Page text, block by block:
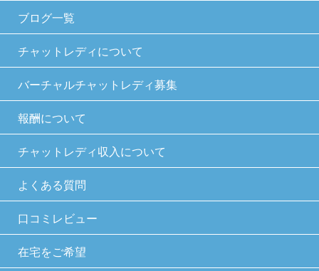
公衆衛生の向上または児童の健全な育成の推
人の同意を得ることが困難であるとき
国の機関もしくは地方公共団体またはその委
託を受けた者が法令の定める事務を遂行する
ことに対して協力する必要がある場合であっ
て，本人の同意を得ることにより当該事務の
遂行に支障を及ぼすおそれがあるとき
予め次の事項を告知あるいは公表し，かつ当社
が個人情報保護委員会に届出をしたとき
利用目的に第三者への提供を含むこと
第三者への提供の手段または方法
ブログ一覧
チャットレディについて
バーチャルチャットレディ募集
報酬について
チャットレディ収入について
よくある質問
口コミレビュー
在宅をご希望